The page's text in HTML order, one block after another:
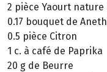
2 pièce Yaourt nature
0.17 bouquet de Aneth
0.5 pièce Citron
1 c. à café de Paprika
20 g de Beurre